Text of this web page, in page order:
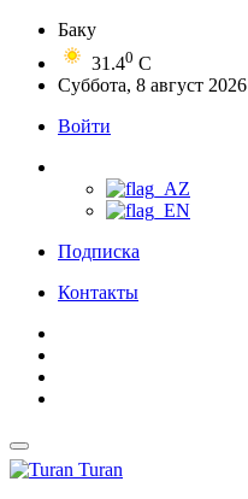
Баку
31.40 C
Суббота, 8 август 2026
Войти
Подписка
Контакты
Turan